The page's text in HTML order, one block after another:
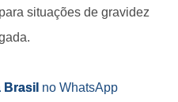
situações de gravidez
no WhatsApp